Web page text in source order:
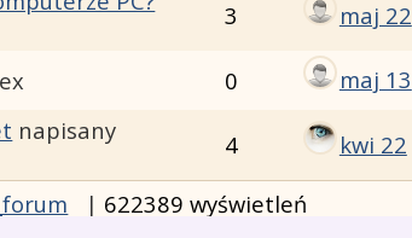
3 maj 22
0 maj 13
napisany
4 kwi 22
| 622389 wyświetleń